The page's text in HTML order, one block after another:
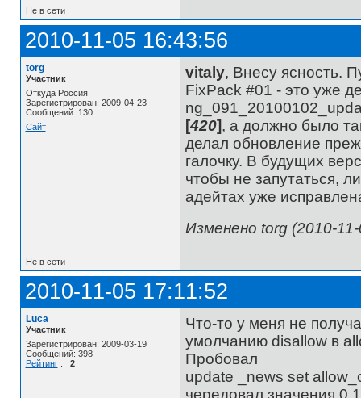
Не в сети
2010-11-05 16:43:56
torg
Участник
Откуда Россия
Зарегистрирован: 2009-04-23
Сообщений: 130
Сайт
vitaly, Внесу ясность.
FixPack #01 - это уже
[420], а должно было
делал обновление
галочку. В будущих
чтобы не запутаться,
адейтах уже
Изменено torg (2010-
Не в сети
2010-11-05 17:11:52
Luca
Участник
Зарегистрирован: 2009-03-19
Сообщений: 398
Рейтинг: 2
Что-то у меня не
умолчанию disallow в
Пробовал
update _news set
чередовал значения 0